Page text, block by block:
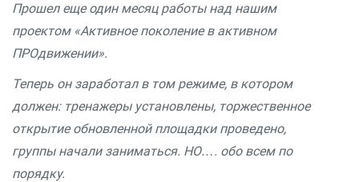
Прошел еще один месяц работы над нашим
проектом «Активное поколение в активном
ПРОдвижении».
Теперь он заработал в том режиме, в котором
должен: тренажеры установлены, торжественное
открытие обновленной площадки проведено,
группы начали заниматься. НО…. обо всем по
порядку.